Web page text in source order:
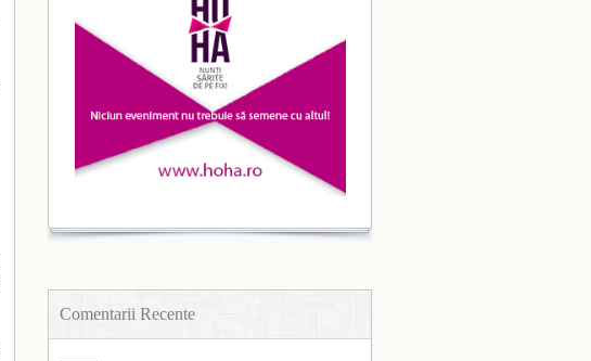
Comentarii Recente